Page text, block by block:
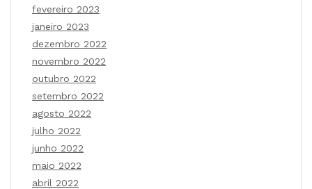
fevereiro 2023
janeiro 2023
dezembro 2022
novembro 2022
outubro 2022
setembro 2022
agosto 2022
julho 2022
junho 2022
maio 2022
abril 2022